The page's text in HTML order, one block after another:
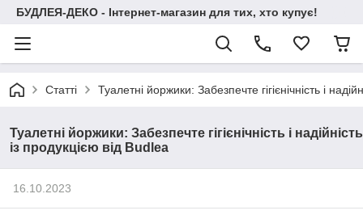
БУДЛЕЯ-ДЕКО - Інтернет-магазин для тих, хто купує!
Статті Туалетні йоржики: Забезпечте гігієнічність і
Туалетні йоржики: Забезпечте гігієнічність і надійність
із продукцією від Budlea
16.10.2023